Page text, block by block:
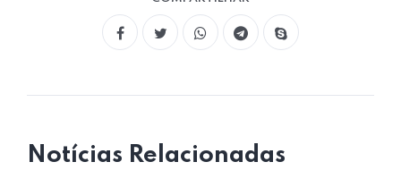
Notícias Relacionadas